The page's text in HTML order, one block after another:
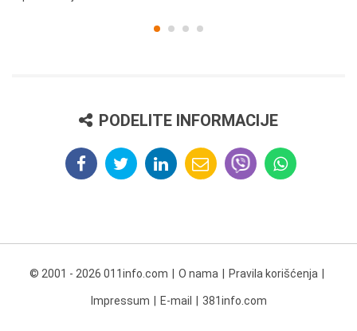
PODELITE INFORMACIJE
© 2001 - 2026 011info.com O nama Pravila korišćenja
Impressum E-mail 381info.com